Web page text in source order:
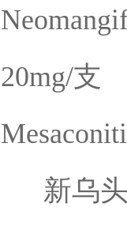
20mg/支
新乌